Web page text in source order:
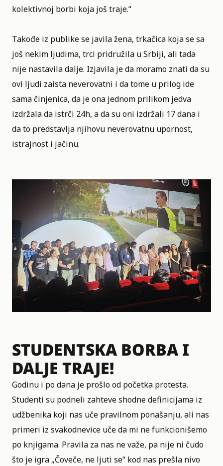
kolektivnoj borbi koja još traje.“
Takođe iz publike se javila žena, trkačica koja se sa
još nekim ljudima, trci pridružila u Srbiji, ali tada
nije nastavila dalje. Izjavila je da moramo znati da su
ovi ljudi zaista neverovatni i da tome u prilog ide
sama činjenica, da je ona jednom prilikom jedva
izdržala da istrči 24h, a da su oni izdržali 17 dana i
da to predstavlja njihovu neverovatnu upornost,
istrajnost i jačinu.
STUDENTSKA BORBA I
DALJE TRAJE!
Godinu i po dana je prošlo od početka protesta.
Studenti su podneli zahteve shodne definicijama iz
udžbenika koji nas uče pravilnom ponašanju, ali nas
primeri iz svakodnevice uče da mi ne funkcionišemo
po knjigama. Pravila za nas ne važe, pa nije ni čudo
što je igra „Čoveče, ne ljuti se“ kod nas prešla nivo